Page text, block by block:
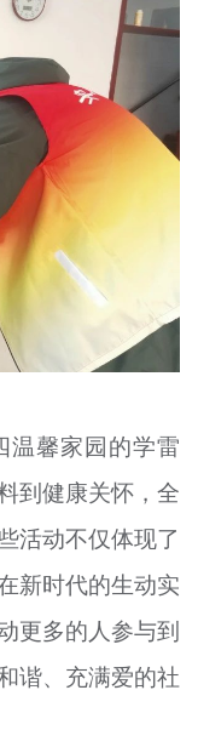
温馨家园的学雷
到健康关怀，全
活动不仅体现了
新时代的生动实
更多的人参与到
谐、充满爱的社